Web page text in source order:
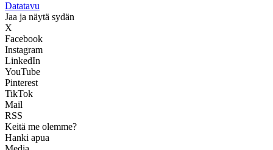
Datatavu
Jaa ja näytä sydän
X
Facebook
Instagram
LinkedIn
YouTube
Pinterest
TikTok
Mail
RSS
Keitä me olemme?
Hanki apua